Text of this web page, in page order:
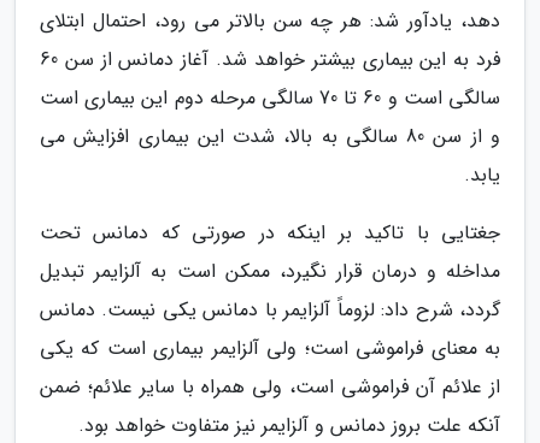
دهد، یادآور شد: هر چه سن بالاتر می رود، احتمال ابتلای
فرد به این بیماری بیشتر خواهد شد. آغاز دمانس از سن 60
سالگی است و 60 تا 70 سالگی مرحله دوم این بیماری است
و از سن 80 سالگی به بالا، شدت این بیماری افزایش می
یابد.
جغتایی با تاکید بر اینکه در صورتی که دمانس تحت
مداخله و درمان قرار نگیرد، ممکن است به آلزایمر تبدیل
گردد، شرح داد: لزوماً آلزایمر با دمانس یکی نیست. دمانس
به معنای فراموشی است؛ ولی آلزایمر بیماری است که یکی
از علائم آن فراموشی است، ولی همراه با سایر علائم؛ ضمن
آنکه علت بروز دمانس و آلزایمر نیز متفاوت خواهد بود.